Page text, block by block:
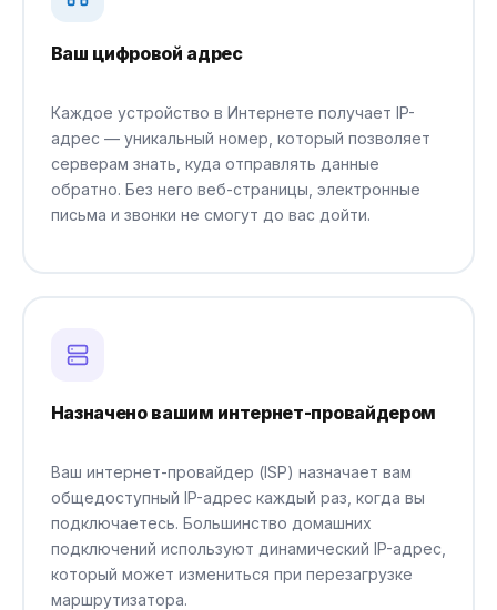
Ваш цифровой адрес
Каждое устройство в Интернете получает IP-
адрес — уникальный номер, который позволяет
серверам знать, куда отправлять данные
обратно. Без него веб-страницы, электронные
письма и звонки не смогут до вас дойти.
Назначено вашим интернет-провайдером
Ваш интернет-провайдер (ISP) назначает вам
общедоступный IP-адрес каждый раз, когда вы
подключаетесь. Большинство домашних
подключений используют динамический IP-адрес,
который может измениться при перезагрузке
маршрутизатора.